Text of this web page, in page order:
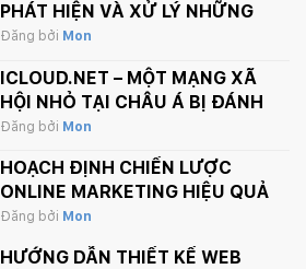
PHÁT HIỆN VÀ XỬ LÝ NHỮNG
BÌNH LUẬN PHẢN CẢM TRÊN
Đăng bởi Mon
ICLOUD.NET – MỘT MẠNG XÃ
HỘI NHỎ TẠI CHÂU Á BỊ ĐÁNH
SẬP BỞI APPLE.
Đăng bởi Mon
HOẠCH ĐỊNH CHIẾN LƯỢC
ONLINE MARKETING HIỆU QUẢ
Đăng bởi Mon
HƯỚNG DẪN THIẾT KẾ WEB